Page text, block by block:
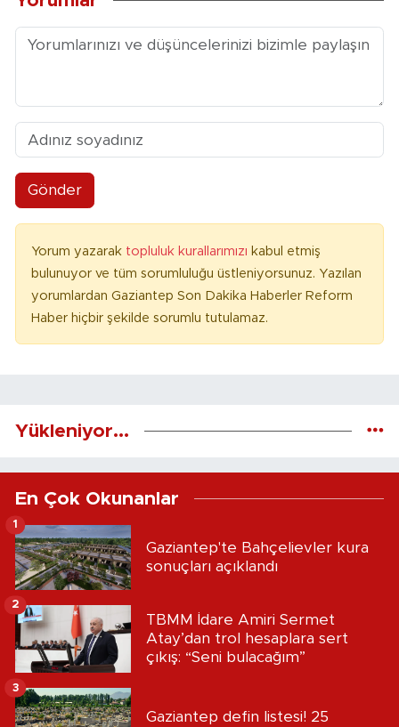
Gönder
Yorum yazarak topluluk kurallarımızı kabul etmiş
bulunuyor ve tüm sorumluluğu üstleniyorsunuz. Yazılan
yorumlardan Gaziantep Son Dakika Haberler Reform
Haber hiçbir şekilde sorumlu tutulamaz.
Yükleniyor...
En Çok Okunanlar
Gaziantep'te Bahçelievler kura
sonuçları açıklandı
1
TBMM İdare Amiri Sermet
Atay’dan trol hesaplara sert
çıkış: “Seni bulacağım”
2
Gaziantep defin listesi! 25
3